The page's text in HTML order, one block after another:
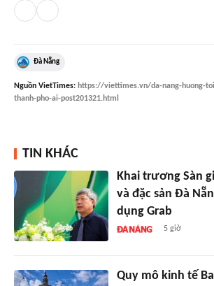
Đà Nẵng
Nguồn VietTimes: https://viettimes.vn/da-nang-huong-
thanh-pho-ai-post201321.html
TIN KHÁC
Khai trương Sàn
và đặc sản Đà
dụng Grab
5 giờ
Quy mô kinh tế